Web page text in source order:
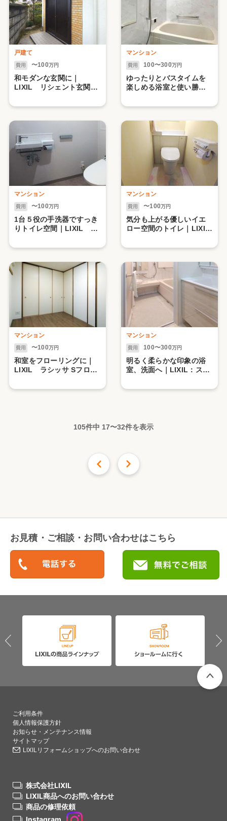
戸建て
費用 〜100万円
和モダンな玄関に｜
LIXIL リシェント玄関・
マンション
費用 100〜300万円
ゆったりとバスタイムを
楽しめる浴室と使い勝手
LIXIL スパージュ・クレ
マンション
費用 〜100万円
1台５役の手洗器ですっき
りトイレ空間｜LIXIL ト
ワン手洗
マンション
費用 〜100万円
気分も上がる優しいイエ
ロー空間のトイレ｜LIXIL
リフォレ
マンション
費用 〜100万円
和室をフローリングに｜
LIXIL ラシッサ Sフロア
マンション
費用 100〜300万円
明るく柔らかな印象の浴
室、洗面へ｜LIXIL：スパ
105件中 17〜32件を表示
前の16件
お見積・ご相談・お問い合わせはこちら
ご利用条件
個人情報保護方針
お知らせ・メンテナンス情報
サイトマップ
LIXILリフォームショップへのお問い合わせ
株式会社LIXIL
LIXIL商品へのお問い合わせ
商品の修理依頼